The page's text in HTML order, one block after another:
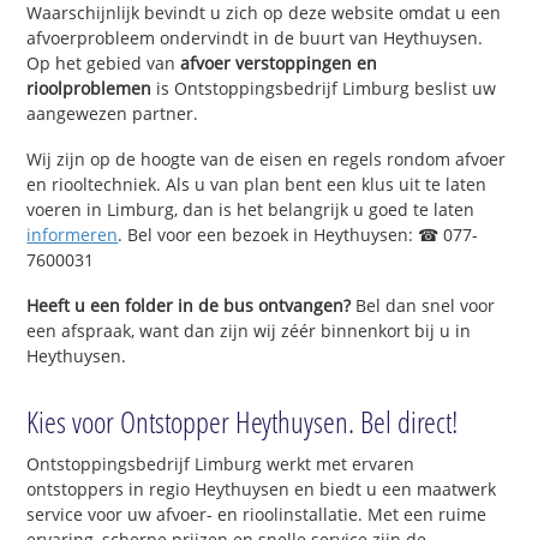
Waarschijnlijk bevindt u zich op deze website omdat u een
afvoerprobleem ondervindt in de buurt van Heythuysen.
Op het gebied vanafvoer verstoppingen en
rioolproblemen is Ontstoppingsbedrijf Limburg beslist uw
aangewezen partner.
Wij zijn op de hoogte van de eisen en regels rondom afvoer
en riooltechniek. Als u van plan bent een klus uit te laten
voeren in Limburg, dan is het belangrijk u goed te laten
informeren. Bel voor een bezoek in Heythuysen: ☎ 077-
7600031
Heeft u een folder in de bus ontvangen?Bel dan snel voor
een afspraak, want dan zijn wij zéér binnenkort bij u in
Heythuysen.
Kies voor Ontstopper Heythuysen. Bel direct!
Ontstoppingsbedrijf Limburg werkt met ervaren
ontstoppers in regio Heythuysen en biedt u een maatwerk
service voor uw afvoer- en rioolinstallatie. Met een ruime